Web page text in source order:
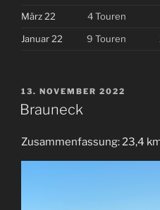
März 22
4 Touren
Januar 22
9 Touren
VERÖFFENTLICHT
AM
13. NOVEMBER 2022
Brauneck
Zusammenfassung: 23,4